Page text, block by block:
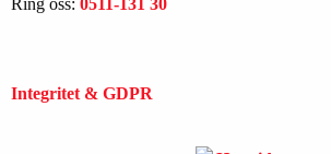
Ring oss: 0511-131 30
Integritet & GDPR